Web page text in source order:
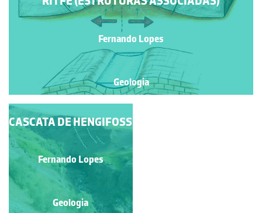
Fernando Lopes
Geologia
CASCATA DE
HENGIFOSS
Fernando Lopes
Geologia
CASCATA DE HENGIFOSS
Fernando Lopes
Geologia